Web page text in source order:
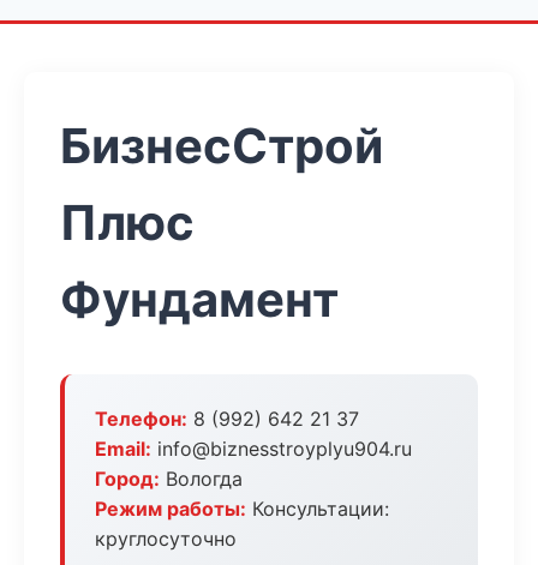
БизнесСтрой
Плюс
Фундамент
Телефон: 8 (992) 642 21 37
Email: info@biznesstroyplyu904.ru
Город: Вологда
Режим работы: Консультации:
круглосуточно